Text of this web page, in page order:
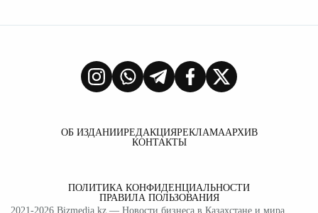
ОБ ИЗДАНИИРЕДАКЦИЯРЕКЛАМААРХИВ
КОНТАКТЫ
ПОЛИТИКА КОНФИДЕНЦИАЛЬНОСТИ
ПРАВИЛА ПОЛЬЗОВАНИЯ
2021-2026 Bizmedia.kz — Новости бизнеса в Казахстане и мира.